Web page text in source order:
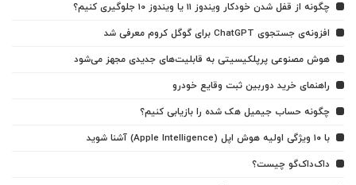
چگونه از قفل شدن خودکار ویندوز 11 یا ویندوز 10 جلوگیری کنیم؟
افزونه‌ی جستجوی ChatGPT برای گوگل کروم معرفی شد
هوش مصنوعی پرپلکیسیتی به قابلیت‌های جدیدی مجهز می‌شود
راهنمای خرید دوربین ثبت وقایع خودرو
چگونه حساب جیمیل هک شده را بازیابی کنیم؟
با ۱۰ ویژگی اولیه هوش اپل (Apple Intelligence) آشنا شوید
داک‌داک‌گو چیست؟